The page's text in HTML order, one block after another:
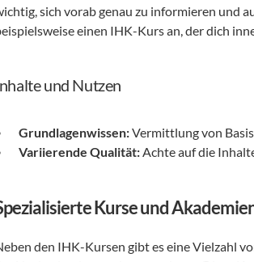
sich vorab genau zu informieren und
einen IHK-Kurs an, der dich
und Nutzen
Grundlagenwissen: Vermittlung von
Variierende Qualität: Achte auf die
Kurse und
den IHK-Kursen gibt es eine Vielzahl